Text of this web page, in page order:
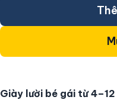
Giày lười bé gái từ